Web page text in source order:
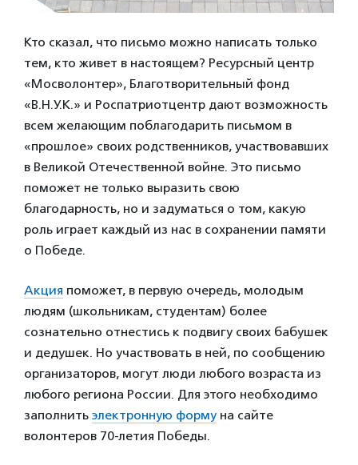
Кто сказал, что письмо можно написать только
тем, кто живет в настоящем? Ресурсный центр
«Мосволонтер», Благотворительный фонд
«В.Н.У.К.» и Роспатриотцентр дают возможность
всем желающим поблагодарить письмом в
«прошлое» своих родственников, участвовавших
в Великой Отечественной войне. Это письмо
поможет не только выразить свою
благодарность, но и задуматься о том, какую
роль играет каждый из нас в сохранении памяти
о Победе.
Акция поможет, в первую очередь, молодым
людям (школьникам, студентам) более
сознательно отнестись к подвигу своих бабушек
и дедушек. Но участвовать в ней, по сообщению
организаторов, могут люди любого возраста из
любого региона России. Для этого необходимо
заполнить электронную форму на сайте
волонтеров 70-летия Победы.